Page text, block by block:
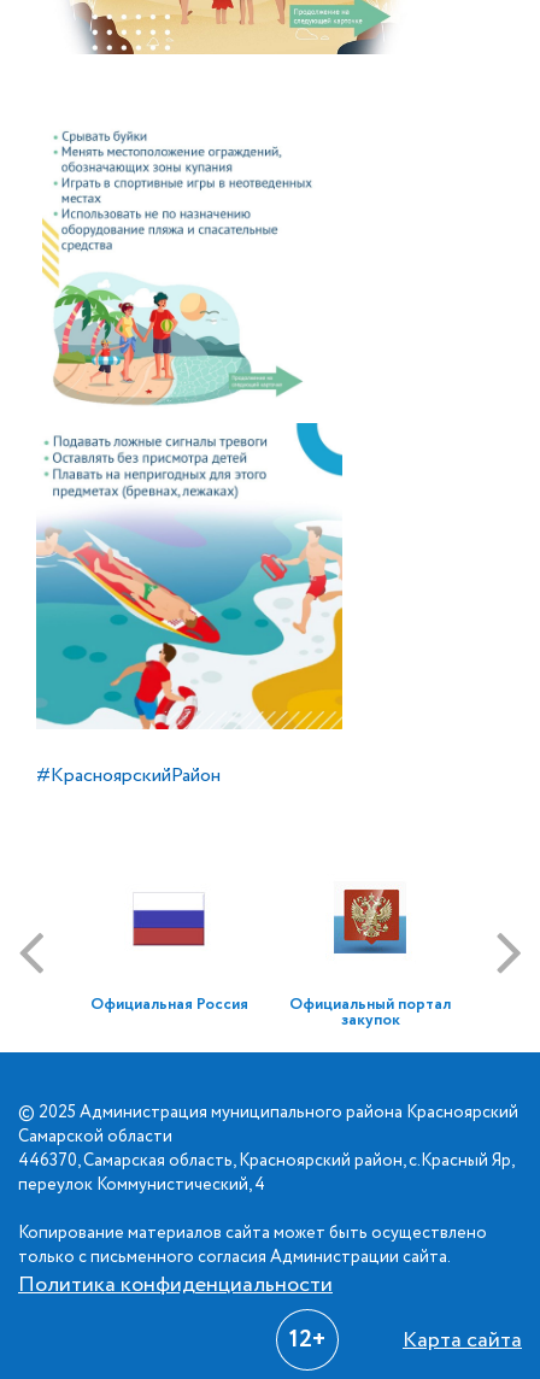
#КрасноярскийРайон
Официальная Россия Официальный портал
закупок
© 2025 Администрация муниципального района Красноярский
Самарской области
446370, Самарская область, Красноярский район, с.Красный Яр,
переулок Коммунистический, 4
Копирование материалов сайта может быть осуществлено
только с письменного согласия Администрации сайта.
Политика конфиденциальности
12+ Карта сайта